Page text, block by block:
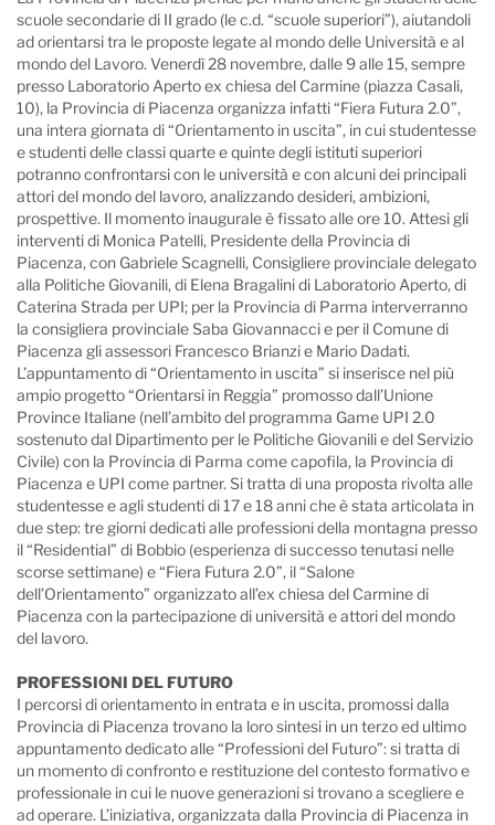
scuole secondarie di II grado (le c.d. “scuole superiori”), aiutandoli
ad orientarsi tra le proposte legate al mondo delle Università e al
mondo del Lavoro. Venerdì 28 novembre, dalle 9 alle 15, sempre
presso Laboratorio Aperto ex chiesa del Carmine (piazza Casali,
10), la Provincia di Piacenza organizza infatti “Fiera Futura 2.0”,
una intera giornata di “Orientamento in uscita”, in cui studentesse
e studenti delle classi quarte e quinte degli istituti superiori
potranno confrontarsi con le università e con alcuni dei principali
attori del mondo del lavoro, analizzando desideri, ambizioni,
prospettive. Il momento inaugurale è fissato alle ore 10. Attesi gli
interventi di Monica Patelli, Presidente della Provincia di
Piacenza, con Gabriele Scagnelli, Consigliere provinciale delegato
alla Politiche Giovanili, di Elena Bragalini di Laboratorio Aperto, di
Caterina Strada per UPI; per la Provincia di Parma interverranno
la consigliera provinciale Saba Giovannacci e per il Comune di
Piacenza gli assessori Francesco Brianzi e Mario Dadati.
L’appuntamento di “Orientamento in uscita” si inserisce nel più
ampio progetto “Orientarsi in Reggia” promosso dall’Unione
Province Italiane (nell’ambito del programma Game UPI 2.0
sostenuto dal Dipartimento per le Politiche Giovanili e del Servizio
Civile) con la Provincia di Parma come capofila, la Provincia di
Piacenza e UPI come partner. Si tratta di una proposta rivolta alle
studentesse e agli studenti di 17 e 18 anni che è stata articolata in
due step: tre giorni dedicati alle professioni della montagna presso
il “Residential” di Bobbio (esperienza di successo tenutasi nelle
scorse settimane) e “Fiera Futura 2.0”, il “Salone
dell’Orientamento” organizzato all’ex chiesa del Carmine di
Piacenza con la partecipazione di università e attori del mondo
del lavoro.
PROFESSIONI DEL FUTURO
I percorsi di orientamento in entrata e in uscita, promossi dalla
Provincia di Piacenza trovano la loro sintesi in un terzo ed ultimo
appuntamento dedicato alle “Professioni del Futuro”: si tratta di
un momento di confronto e restituzione del contesto formativo e
professionale in cui le nuove generazioni si trovano a scegliere e
ad operare. L’iniziativa, organizzata dalla Provincia di Piacenza in